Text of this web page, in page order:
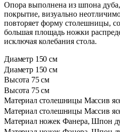
Опора выполнена из шпона
покрытие, визуально
повторяет форму столешницы,
большая площадь ножки
исключая колебания стола.
Диаметр 150 см
Диаметр 150 см
Высота 75 см
Высота 75 см
Материал столешницы Массив
Материал столешницы Массив
Материал ножек Фанера, Шпон